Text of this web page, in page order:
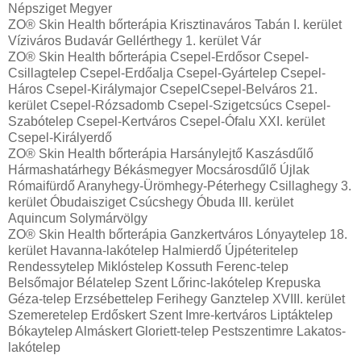
Népsziget Megyer
ZO® Skin Health bőrterápia Krisztinaváros Tabán I. kerület
Víziváros Budavár Gellérthegy 1. kerület Vár
ZO® Skin Health bőrterápia Csepel-Erdősor Csepel-
Csillagtelep Csepel-Erdőalja Csepel-Gyártelep Csepel-
Háros Csepel-Királymajor CsepelCsepel-Belváros 21.
kerület Csepel-Rózsadomb Csepel-Szigetcsúcs Csepel-
Szabótelep Csepel-Kertváros Csepel-Ófalu XXI. kerület
Csepel-Királyerdő
ZO® Skin Health bőrterápia Harsánylejtő Kaszásdűlő
Hármashatárhegy Békásmegyer Mocsárosdűlő Újlak
Rómaifürdő Aranyhegy-Ürömhegy-Péterhegy Csillaghegy 3.
kerület Óbudaisziget Csúcshegy Óbuda III. kerület
Aquincum Solymárvölgy
ZO® Skin Health bőrterápia Ganzkertváros Lónyaytelep 18.
kerület Havanna-lakótelep Halmierdő Újpéteritelep
Rendessytelep Miklóstelep Kossuth Ferenc-telep
Belsőmajor Bélatelep Szent Lőrinc-lakótelep Krepuska
Géza-telep Erzsébettelep Ferihegy Ganztelep XVIII. kerület
Szemeretelep Erdőskert Szent Imre-kertváros Liptáktelep
Bókaytelep Almáskert Gloriett-telep Pestszentimre Lakatos-
lakótelep